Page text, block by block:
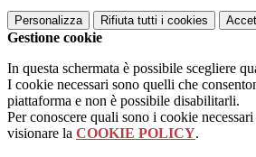
Personalizza Rifiuta tutti i cookies
Gestione cookie
In questa schermata è possibile scegliere
I cookie necessari sono quelli che
piattaforma e non è possibile disabilitarli.
Per conoscere quali sono i cookie
visionare la COOKIE POLICY.